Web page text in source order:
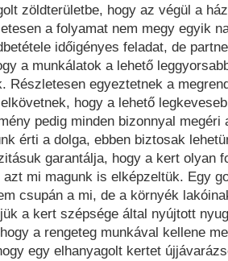
zöldterületbe, hogy az végül a
a folyamat nem megy egyik
időigényes feladat, de
a munkálatok a lehető
Részletesen egyeztetnek a
hogy a lehető
pedig minden bizonnyal megéri
érti a dolga, ebben biztosak
garantálja, hogy a kert olyan
azt mi magunk is elképzeltük. Egy
csupán a mi, de a környék
a kert szépsége által nyújtott
a rengeteg munkával kellene
egy elhanyagolt kertet